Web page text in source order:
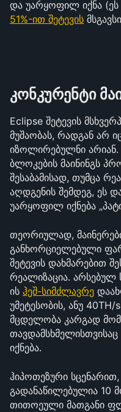
51%-ით შეტევის
კონკურენტი
Eclipse შეტევის
მუშაობას, რადგან არ
იზოლირებულნი არიან.
ბლოკების მაინინგს
შესაბამისად, თუმცა
აღდგენის შემდეგ, ეს
უარყოფილ იქნება
თეორიულად,
განხორციელებული
შეტევის დახმარებით
რეალიზაცია. არსებულ
ის ჰეშ-სიმძლავრე
უმეტესობის, ანუ 40TH/
მცდელობა კარგად
იქნება.
ჰიპოთეზური
გადანაწილებულია 10
თითოეული მათგანი